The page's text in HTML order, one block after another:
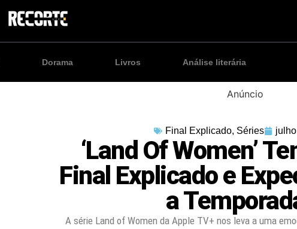
Dorama Livros Análise literária
Anúncio
Final Explicado, Séries
‘Land Of Women’
Final Explicado e
a
A série Land of Women da Apple TV+ nos leva a uma